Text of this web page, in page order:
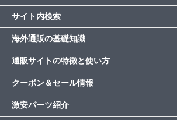
サイト内検索
海外通販の基礎知識
通販サイトの特徴と使い方
クーポン＆セール情報
激安パーツ紹介